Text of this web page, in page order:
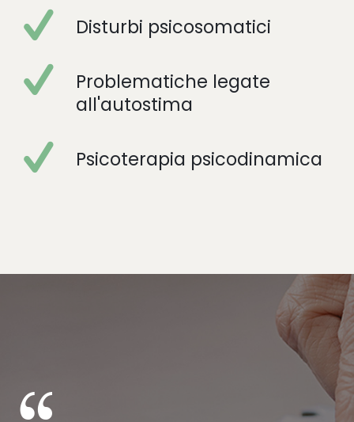
Disturbi psicosomatici
Problematiche legate
all'autostima
Psicoterapia psicodinamica